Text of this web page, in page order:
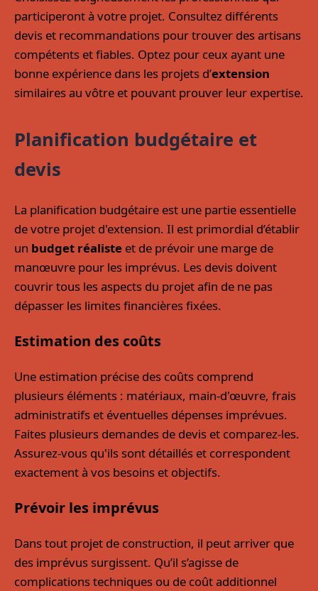
participeront à votre projet. Consultez différents
devis et recommandations pour trouver des artisans
compétents et fiables. Optez pour ceux ayant une
bonne expérience dans les projets d’extension
similaires au vôtre et pouvant prouver leur expertise.
Planification budgétaire et
devis
La planification budgétaire est une partie essentielle
de votre projet d'extension. Il est primordial d’établir
un budget réaliste et de prévoir une marge de
manœuvre pour les imprévus. Les devis doivent
couvrir tous les aspects du projet afin de ne pas
dépasser les limites financières fixées.
Estimation des coûts
Une estimation précise des coûts comprend
plusieurs éléments : matériaux, main-d'œuvre, frais
administratifs et éventuelles dépenses imprévues.
Faites plusieurs demandes de devis et comparez-les.
Assurez-vous qu'ils sont détaillés et correspondent
exactement à vos besoins et objectifs.
Prévoir les imprévus
Dans tout projet de construction, il peut arriver que
des imprévus surgissent. Qu’il s’agisse de
complications techniques ou de coût additionnel